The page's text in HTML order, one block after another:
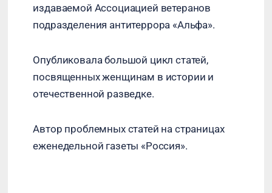
издаваемой Ассоциацией ветеранов
подразделения антитеррора «Альфа».
Опубликовала большой цикл статей,
посвященных женщинам в истории и
отечественной разведке.
Автор проблемных статей на страницах
еженедельной газеты «Россия».